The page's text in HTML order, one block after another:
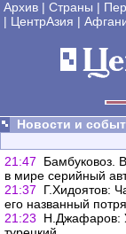
Архив | Страны |
| ЦентрАзия |
Новости и
21:47
Бамбуковоз.
в мире серийный
21:37
Г.Хидоятов:
его названный
21:23
Н.Джафаров: